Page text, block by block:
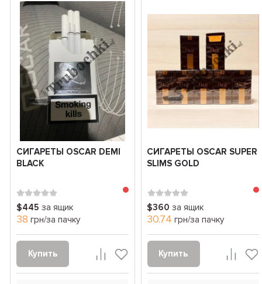
СИГАРЕТЫ OSCAR DEMI
BLACK
$445 за ящик
38 грн/за пачку
Купить
СИГАРЕТЫ OSCAR SUPER
SLIMS GOLD
$360 за ящик
30.74 грн/за пачку
Купить